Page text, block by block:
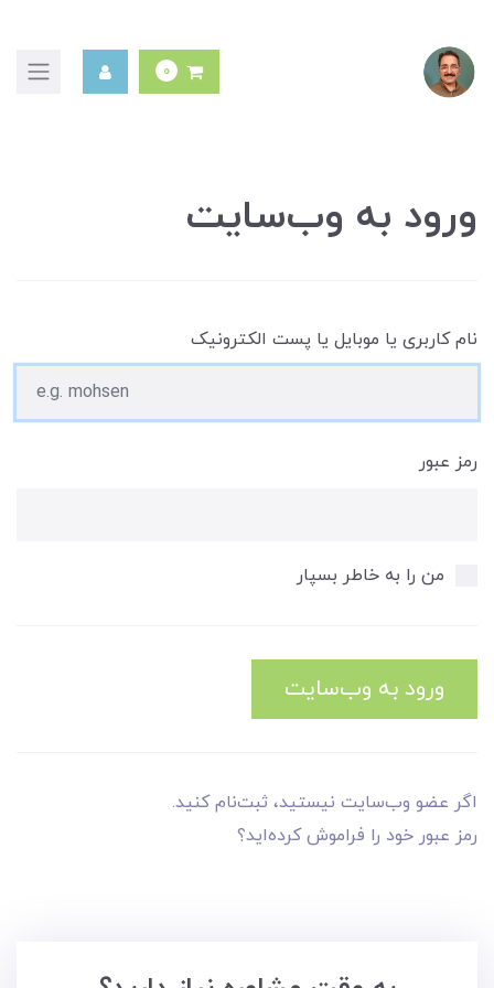
0
ورود به وب‌سایت
نام کاربری یا موبایل یا پست الکترونیک
رمز عبور
من را به خاطر بسپار
ورود به وب‌سایت
اگر عضو وب‌سایت نیستید، ثبت‌نام کنید.
رمز عبور خود را فراموش کرده‌اید؟